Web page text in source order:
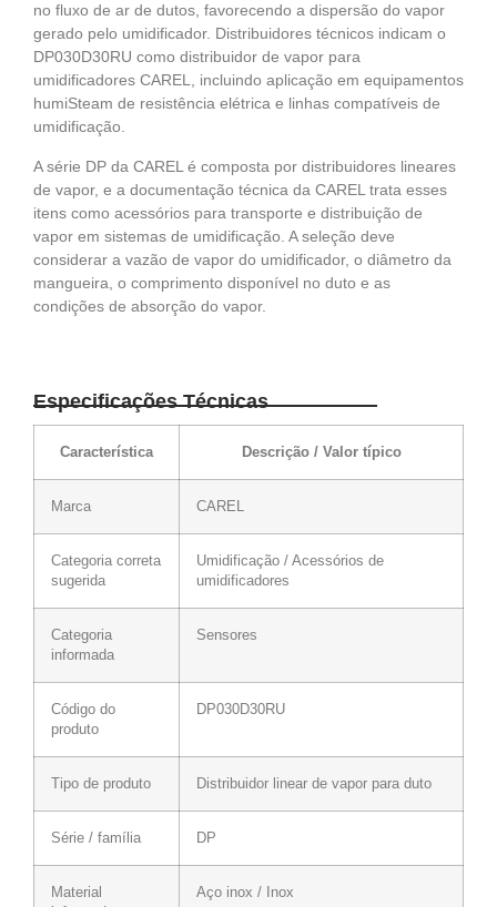
no fluxo de ar de dutos, favorecendo a dispersão do vapor
gerado pelo umidificador. Distribuidores técnicos indicam o
DP030D30RU como distribuidor de vapor para
umidificadores CAREL, incluindo aplicação em equipamentos
humiSteam de resistência elétrica e linhas compatíveis de
umidificação.
A série DP da CAREL é composta por distribuidores lineares
de vapor, e a documentação técnica da CAREL trata esses
itens como acessórios para transporte e distribuição de
vapor em sistemas de umidificação. A seleção deve
considerar a vazão de vapor do umidificador, o diâmetro da
mangueira, o comprimento disponível no duto e as
condições de absorção do vapor.
Especificações Técnicas
Característica Descrição / Valor típico
Marca CAREL
Categoria correta
sugerida
Umidificação / Acessórios de
umidificadores
Categoria
informada
Sensores
Código do
produto
DP030D30RU
Tipo de produto Distribuidor linear de vapor para duto
Série / família DP
Material
Aço inox / Inox